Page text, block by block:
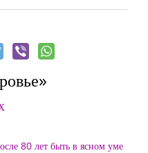
80 лет быть в ясном уме